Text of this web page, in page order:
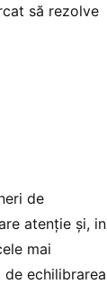
să rezolve
de
atenție și, in
mai
echilibrarea